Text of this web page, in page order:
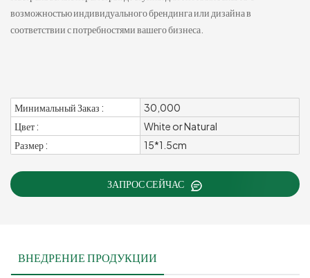
возможностью индивидуального брендинга или дизайна в
соответствии с потребностями вашего бизнеса.
Минимальный Заказ :
30,000
Цвет :
White or Natural
Размер :
15*1.5cm
ЗАПРОС СЕЙЧАС
ВНЕДРЕНИЕ ПРОДУКЦИИ